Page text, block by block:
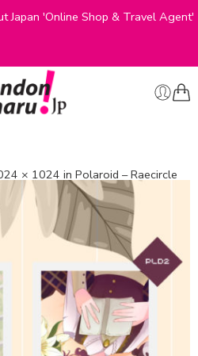
Japan 'Online Shop & Travel Agent'
× 1024 in Polaroid – Raecircle